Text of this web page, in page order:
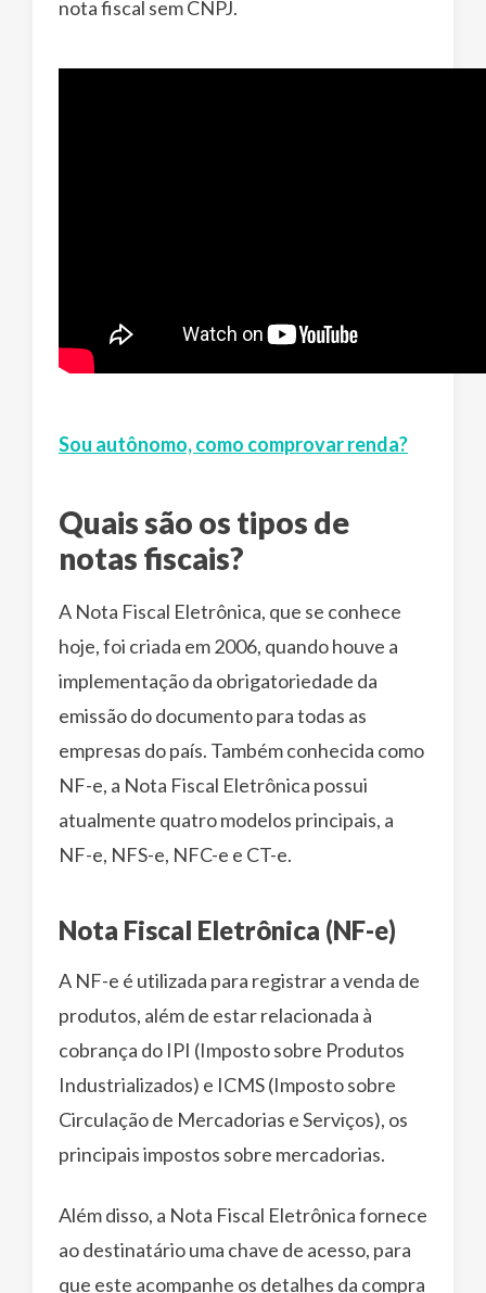
nota fiscal sem CNPJ.
Sou autônomo, como comprovar renda?
Quais são os tipos de
notas fiscais?
A Nota Fiscal Eletrônica, que se conhece
hoje, foi criada em 2006, quando houve a
implementação da obrigatoriedade da
emissão do documento para todas as
empresas do país. Também conhecida como
NF-e, a Nota Fiscal Eletrônica possui
atualmente quatro modelos principais, a
NF-e, NFS-e, NFC-e e CT-e.
Nota Fiscal Eletrônica (NF-e)
A NF-e é utilizada para registrar a venda de
produtos, além de estar relacionada à
cobrança do IPI (Imposto sobre Produtos
Industrializados) e ICMS (Imposto sobre
Circulação de Mercadorias e Serviços), os
principais impostos sobre mercadorias.
Além disso, a Nota Fiscal Eletrônica fornece
ao destinatário uma chave de acesso, para
que este acompanhe os detalhes da compra